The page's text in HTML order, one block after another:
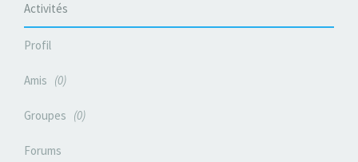
Activités
Profil
Amis 0
Groupes 0
Forums